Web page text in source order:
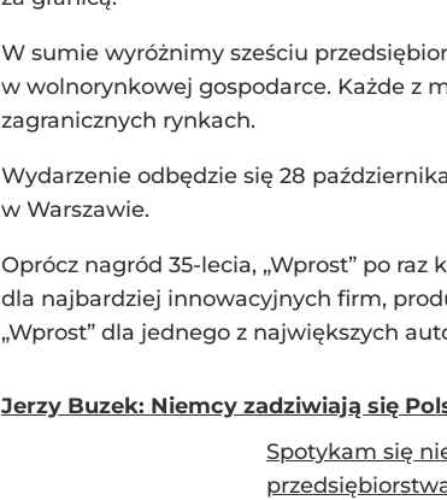
W sumie wyróżnimy sześciu
w wolnorynkowej gospodarce. Każde z
zagranicznych rynkach.
Wydarzenie odbędzie się 28
w Warszawie.
Oprócz nagród 35-lecia, „Wprost” po raz
dla najbardziej innowacyjnych firm,
„Wprost” dla jednego z największych
Jerzy Buzek: Niemcy zadziwiają się
Spotykam się